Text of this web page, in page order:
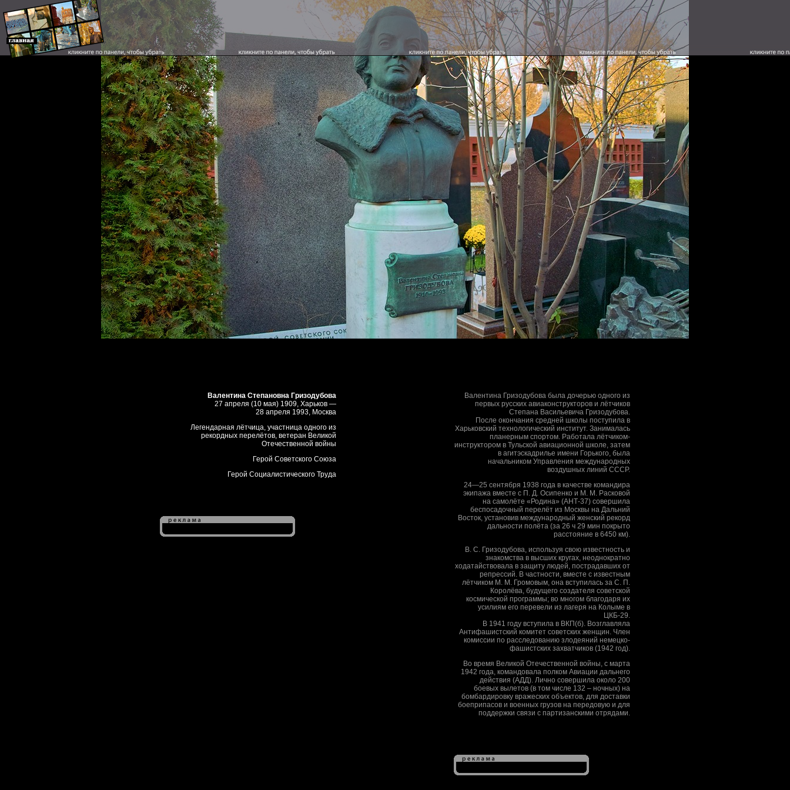
Валентина Степановна Гризодубова
27 апреля (10 мая) 1909, Харьков —
28 апреля 1993, Москва
Легендарная лётчица, участница одного из
рекордных перелётов, ветеран Великой
Отечественной войны
Герой Советского Союза
Герой Социалистического Труда
Валентина Гризодубова была дочерью одного из
первых русских авиаконструкторов и лётчиков
Степана Васильевича Гризодубова.
После окончания средней школы поступила в
Харьковский технологический институт. Занималась
планерным спортом. Работала лётчиком-
инструктором в Тульской авиационной школе, затем
в агитэскадрилье имени Горького, была
начальником Управления международных
воздушных линий СССР.
24—25 сентября 1938 года в качестве командира
экипажа вместе с П. Д. Осипенко и M. M. Расковой
на самолёте «Родина» (АНТ-37) совершила
беспосадочный перелёт из Москвы на Дальний
Восток, установив международный женский рекорд
дальности полёта (за 26 ч 29 мин покрыто
расстояние в 6450 км).
В. С. Гризодубова, используя свою известность и
знакомства в высших кругах, неоднократно
ходатайствовала в защиту людей, пострадавших от
репрессий. В частности, вместе с известным
лётчиком М. М. Громовым, она вступилась за С. П.
Королёва, будущего создателя советской
космической программы; во многом благодаря их
усилиям его перевели из лагеря на Колыме в
ЦКБ-29.
В 1941 году вступила в ВКП(б). Возглавляла
Антифашистский комитет советских женщин. Член
комиссии по расследованию злодеяний немецко-
фашистских захватчиков (1942 год).
Во время Великой Отечественной войны, с марта
1942 года, командовала полком Авиации дальнего
действия (АДД). Лично совершила около 200
боевых вылетов (в том числе 132 – ночных) на
бомбардировку вражеских объектов, для доставки
боеприпасов и военных грузов на передовую и для
поддержки связи с партизанскими отрядами.